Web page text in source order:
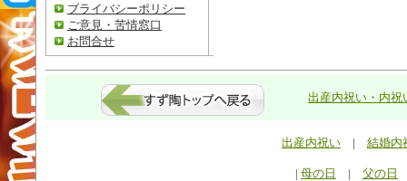
ブライバシーポリシー
ご意見・苦情窓口
お問合せ
出産内祝い・内祝
出産内祝い | 結婚内
| 母の日 | 父の日